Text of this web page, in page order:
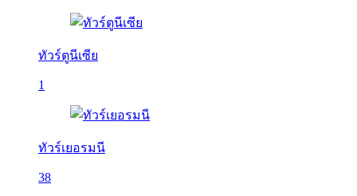
ทัวร์ตูนีเซีย
1
ทัวร์เยอรมนี
38